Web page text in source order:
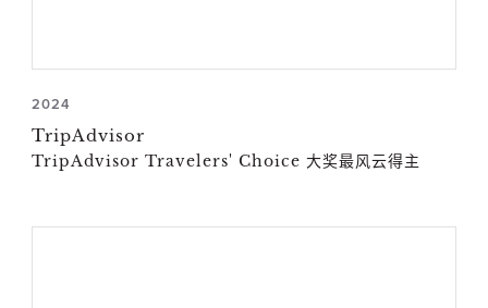
2024
TripAdvisor
TripAdvisor Travelers' Choice 大奖最风云得主